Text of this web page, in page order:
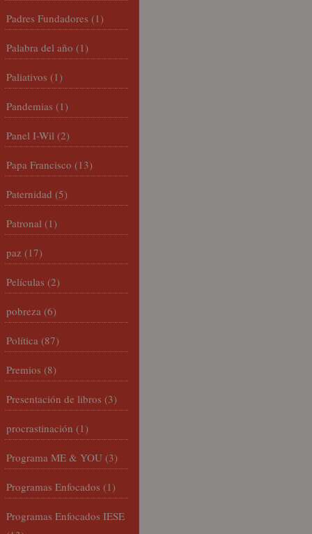
Padres Fundadores (1)
Palabra del año (1)
Paliativos (1)
Pandemias (1)
Panel I-Wil (2)
Papa Francisco (13)
Paternidad (5)
Patronal (1)
paz (17)
Películas (2)
pobreza (6)
Política (87)
Premios (8)
Presentación de libros (3)
procrastinación (1)
Programa ME & YOU (3)
Programas Enfocados (1)
Programas Enfocados IESE